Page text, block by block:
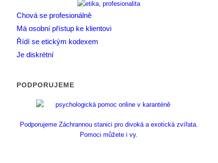
Chová se profesionálně
Má osobní přístup ke klientovi
Řídí se etickým kodexem
Je diskrétní
PODPORUJEME
Podporujeme Záchrannou stanici pro divoká a exotická zvířata.
Pomoci můžete i vy.